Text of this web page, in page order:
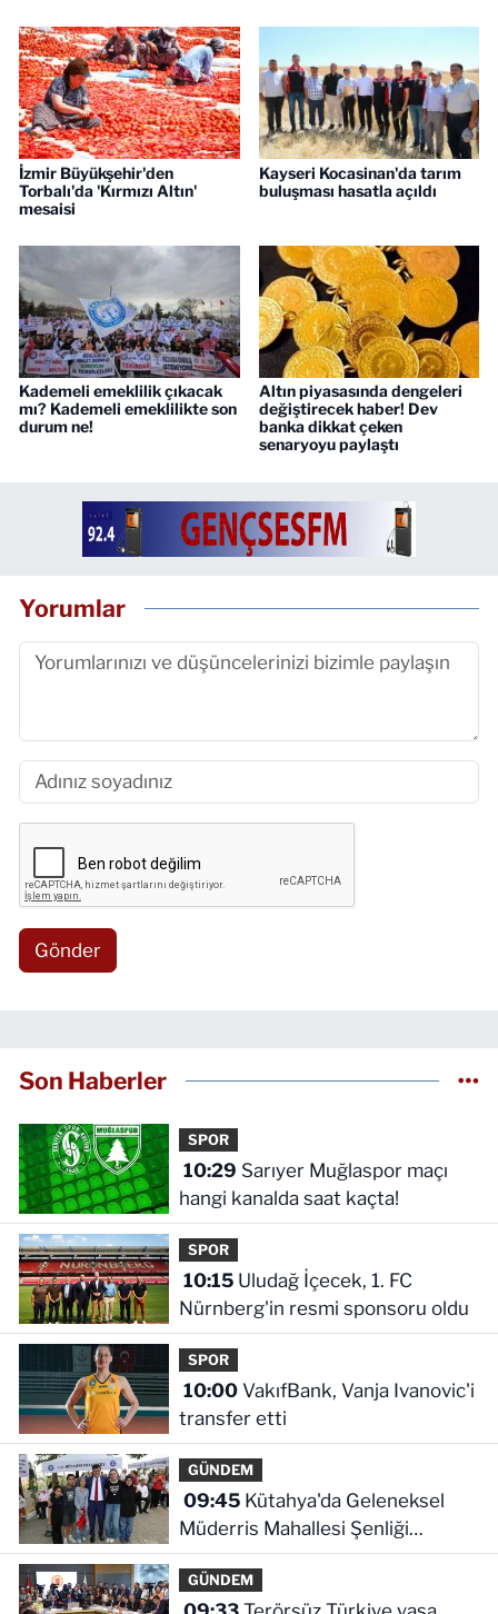
İzmir Büyükşehir'den
Torbalı'da 'Kırmızı Altın'
mesaisi
Kayseri Kocasinan'da tarım
buluşması hasatla açıldı
Kademeli emeklilik çıkacak
mı? Kademeli emeklilikte son
durum ne!
Altın piyasasında dengeleri
değiştirecek haber! Dev
banka dikkat çeken
senaryoyu paylaştı
Yorumlar
Gönder
Son Haberler
SPOR
10:29
hangi kanalda saat kaçta!
SPOR
10:15Uludağ İçecek, 1. FC
Nürnberg'in resmi sponsoru oldu
SPOR
10:00VakıfBank, Vanja Ivanovic'i
transfer etti
GÜNDEM
09:45Kütahya'da Geleneksel
Müderris Mahallesi Şenliği
coşkusu
GÜNDEM